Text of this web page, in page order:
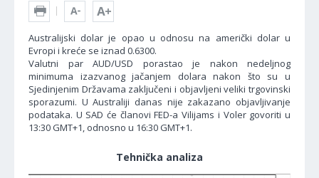
Australijski dolar je opao u odnosu na američki dolar u
Evropi i kreće se iznad 0.6300.
Valutni par AUD/USD porastao je nakon nedeljnog
minimuma izazvanog jačanjem dolara nakon što su u
Sjedinjenim Državama zaključeni i objavljeni veliki trgovinski
sporazumi. U Australiji danas nije zakazano objavljivanje
podataka. U SAD će članovi FED-a Vilijams i Voler govoriti u
13:30 GMT+1, odnosno u 16:30 GMT+1.
Tehnička analiza